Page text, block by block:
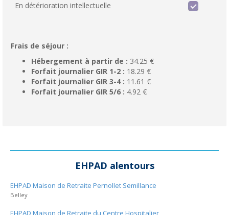
En détérioration intellectuelle
Frais de séjour :
Hébergement à partir de : 34.25 €
Forfait journalier GIR 1-2 : 18.29 €
Forfait journalier GIR 3-4 : 11.61 €
Forfait journalier GIR 5/6 : 4.92 €
EHPAD alentours
EHPAD Maison de Retraite Pernollet Semillance
Belley
EHPAD Maison de Retraite du Centre Hospitalier